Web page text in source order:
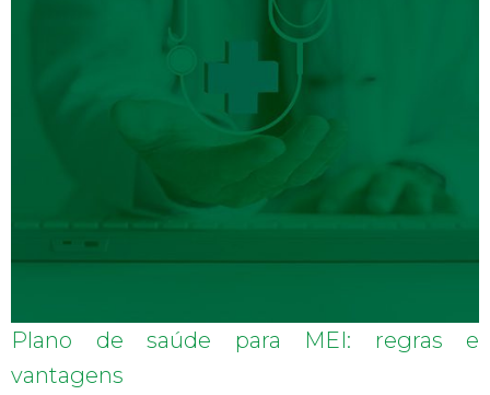
Plano de saúde para MEI: regras e
vantagens